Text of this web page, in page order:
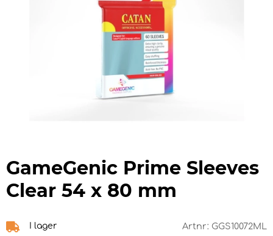
GameGenic Prime Sleeves
Clear 54 x 80 mm
I lager Artnr: GGS10072ML